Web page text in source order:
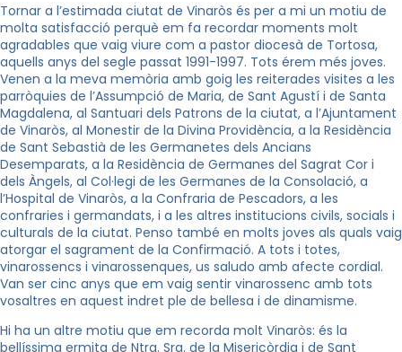
Tornar a l’estimada ciutat de Vinaròs és per a mi un motiu de
molta satisfacció perquè em fa recordar moments molt
agradables que vaig viure com a pastor diocesà de Tortosa,
aquells anys del segle passat 1991-1997. Tots érem més joves.
Venen a la meva memòria amb goig les reiterades visites a les
parròquies de l’Assumpció de Maria, de Sant Agustí i de Santa
Magdalena, al Santuari dels Patrons de la ciutat, a l’Ajuntament
de Vinaròs, al Monestir de la Divina Providència, a la Residència
de Sant Sebastià de les Germanetes dels Ancians
Desemparats, a la Residència de Germanes del Sagrat Cor i
dels Àngels, al Col·legi de les Germanes de la Consolació, a
l’Hospital de Vinaròs, a la Confraria de Pescadors, a les
confraries i germandats, i a les altres institucions civils, socials i
culturals de la ciutat. Penso també en molts joves als quals vaig
atorgar el sagrament de la Confirmació. A tots i totes,
vinarossencs i vinarossenques, us saludo amb afecte cordial.
Van ser cinc anys que em vaig sentir vinarossenc amb tots
vosaltres en aquest indret ple de bellesa i de dinamisme.
Hi ha un altre motiu que em recorda molt Vinaròs: és la
bellíssima ermita de Ntra. Sra. de la Misericòrdia i de Sant